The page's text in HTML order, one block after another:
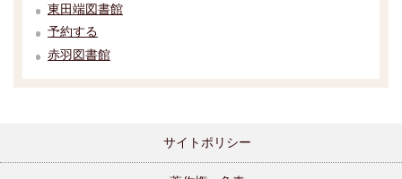
東田端図書館
予約する
赤羽図書館
サイトポリシー